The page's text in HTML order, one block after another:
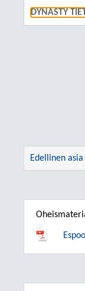
DYNASTY
Edellinen asia